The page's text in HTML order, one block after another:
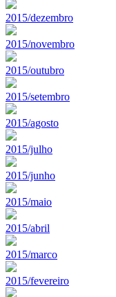
2015/dezembro
2015/novembro
2015/outubro
2015/setembro
2015/agosto
2015/julho
2015/junho
2015/maio
2015/abril
2015/marco
2015/fevereiro